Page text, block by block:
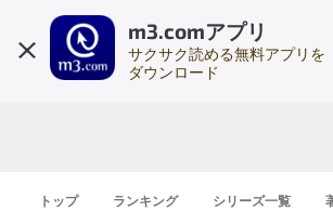
m3.comアプリ
サクサク読める無料アプリを
ダウンロード
会員
トップ ランキング シリーズ一覧